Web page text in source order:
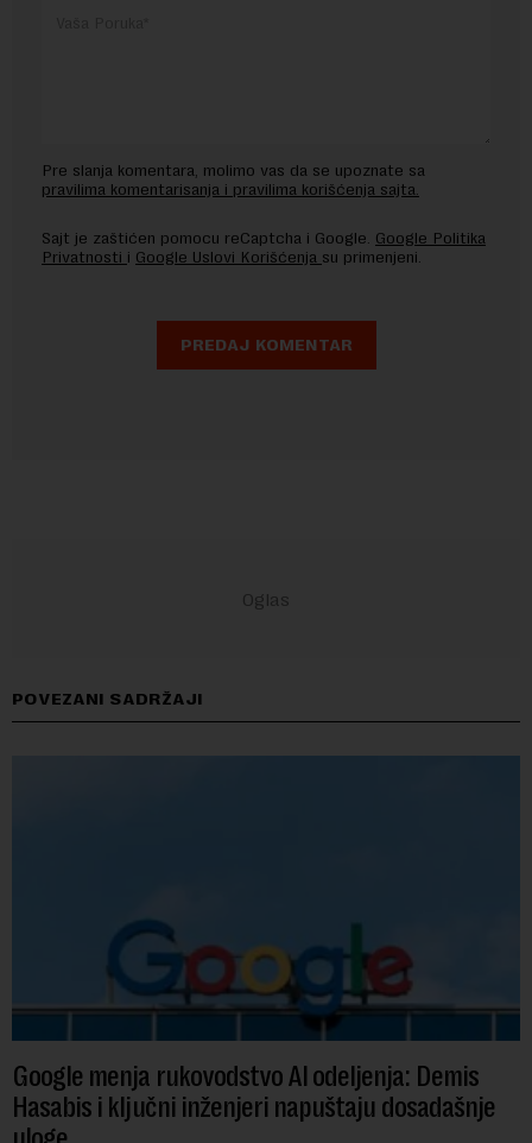
Pre slanja komentara, molimo vas da se upoznate sa
pravilima komentarisanja i pravilima korišćenja sajta.
Sajt je zaštićen pomocu reCaptcha i Google. Google Politika
Privatnosti i Google Uslovi Korišćenja su primenjeni.
POVEZANI SADRŽAJI
Google menja rukovodstvo AI odeljenja: Demis
Hasabis i ključni inženjeri napuštaju dosadašnje